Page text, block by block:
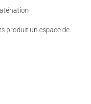
produit un espace de